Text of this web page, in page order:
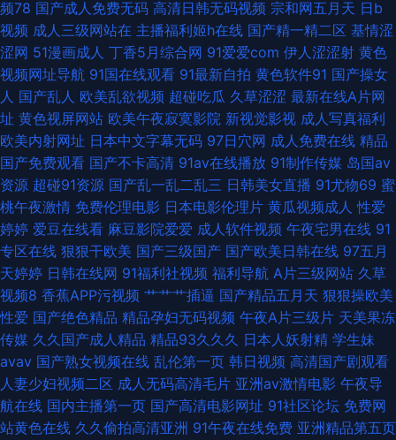
夜精品福利影院 91国产福利姬在线观看 亚洲黄色精品网站 欧美一二区操 福
利姬网站AV 91看片com 四虎行色 黄色仓库成人 91系列在线观看免费 91九
色拳交 影音先锋手机AV无码 熟女福利导航 青娱乐豆花视频 久草福利1 ts人
妖交友网站 91白虎福利视频 日韩精品极 日韩熟妇专区 久久中出欧美 91精产
国品影院网址 91香蕉tv 97在线偷拍 91蜜桃传媒 午夜剧场男人天堂 日韩婷婷
精品在线视频 日韩电影 激情自拍第三区 豆花视频网址 91资源总站大香蕉 91
白丝黑丝 日韩精品无码一 黑料AV国产在线 AV片不卡 91豆花网 少女时代av
电影网站 久操视频在线观看 欧美成人精品网站精品 麻豆成人AV影视 日本女
黄免费 影音先锋在线波多 日韩黄色网址 国产专区免费福利网 亚洲欧美Sss
91视频国产91视频直播 91新视觉窝窝 91大神磁力 首页成人免费入口 久久成
频78 国产成人免费无码 高清日韩无码视频 宗和网五月天 日b
视频 成人三级网站在 主播福利姬h在线 国产精一精二区 基情涩
涩网 51漫画成人 丁香5月综合网 91爱爱com 伊人涩涩射 黄色
视频网址导航 91国在线观看 91最新自拍 黄色软件91 国产操女
人 国产乱人 欧美乱欲视频 超碰吃瓜 久草涩涩 最新在线A片网
址 黄色视屏网站 欧美午夜寂寞影院 新视觉影视 成人写真福利
欧美内射网址 日本中文字幕无码 97日穴网 成人免费在线 精品
国产免费观看 国产不卡高清 91av在线播放 91制作传媒 岛国av
资源 超碰91资源 国产乱一乱二乱三 日韩美女直播 91尤物69 蜜
桃午夜激情 免费伦理电影 日本电影伦理片 黄瓜视频成人 性爱
婷婷 爱豆在线看 麻豆影院爱爱 成人软件视频 午夜宅男在线 91
专区在线 狠狠干欧美 国产三级国产 国产欧美日韩在线 97五月
天婷婷 日韩在线网 91福利社视频 福利导航 A片三级网站 久草
视频8 香蕉APP污视频 艹艹艹插逼 国产精品五月天 狠狠操欧美
性爱 国产绝色精品 精品孕妇无码视频 午夜A片三级片 天美果冻
传媒 久久国产成人精品 精品93久久久 日本人妖射精 学生妹
avav 国产熟女视频在线 乱伦第一页 韩日视频 高清国产剧观看
人妻少妇视频二区 成人无码高清毛片 亚洲av激情电影 午夜导
航在线 国内主播第一页 国产高清电影网址 91社区论坛 免费网
站黄色在线 久久偷拍高清亚洲 91午夜在线免费 亚洲精品第五页